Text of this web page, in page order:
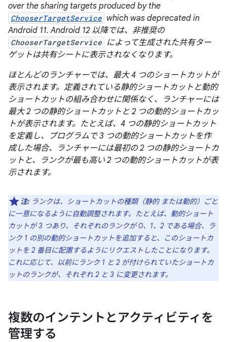
over the sharing targets produced by the
ChooserTargetService which was deprecated in
Android 11. Android 12 以降では、非推奨の
ChooserTargetService によって生成された共有ター
ゲットは共有シートに表示されなくなります。
ほとんどのランチャーでは、最大 4 つのショートカットが
表示されます。定義されている静的ショートカットと動的
ショートカットの組み合わせに関係なく、ランチャーには
最大 2 つの静的ショートカットと 2 つの動的ショートカッ
トが表示されます。たとえば、4 つの静的ショートカット
を定義し、プログラムで 3 つの動的ショートカットを作
成した場合、ランチャーには最初の 2 つの静的ショートカ
ットと、ランクが最も高い 2 つの動的ショートカットが表
示されます。
注: ランクは、ショートカットの種類（静的 または動的）ごと
に一意になるように自動調整されます。たとえば、動的ショート
カットが 3 つあり、それぞれのランクが 0、1、2 である場合、ラ
ンク 1 の別の動的ショートカットを追加すると、このショートカ
ットを 2 番目に配置するようにリクエストしたことになります。
これに応じて、以前にランク 1 と 2 が付けられていたショートカ
ットのランクが、それぞれ 2 と 3 に変更されます。
複数のインテントとアクティビティを
管理する